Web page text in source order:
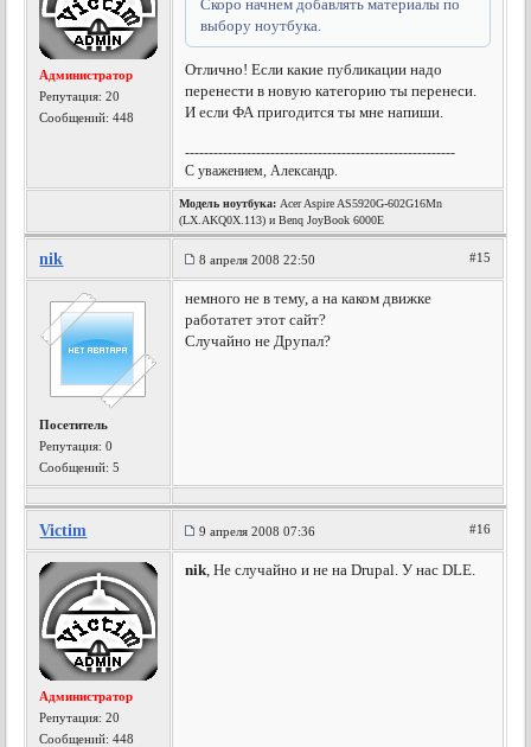
Администратор
Репутация:20
Сообщений: 448
Скоро начнем добавлять материалы по
выбору ноутбука.
Отлично! Если какие публикации надо
перенести в новую категорию ты перенеси.
И если ФА пригодится ты мне напиши.
---------------------------------------------------------
С уважением, Александр.
Модель ноутбука: Acer Aspire AS5920G-602G16Mn
(LX.AKQ0X.113) и Benq JoyBook 6000E
nik 8 апреля 2008 22:50 #15
Посетитель
Репутация:0
Сообщений: 5
немного не в тему, а на каком движке
работатет этот сайт?
Случайно не Друпал?
Victim 9 апреля 2008 07:36 #16
Администратор
Репутация:20
Сообщений: 448
nik, Не случайно и не на Drupal. У нас DLE.